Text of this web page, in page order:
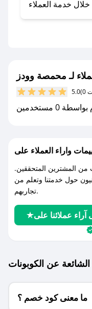
كل مشترياتك مع
لـ محمصة وودز
5.0
من المشترين المتحققين.
حول خدمتنا وتعلم من
تجاربهم.
الشائعة عن الكوبونات
ما معنى كود خصم ؟